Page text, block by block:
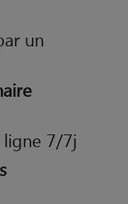
un
ligne 7/7j